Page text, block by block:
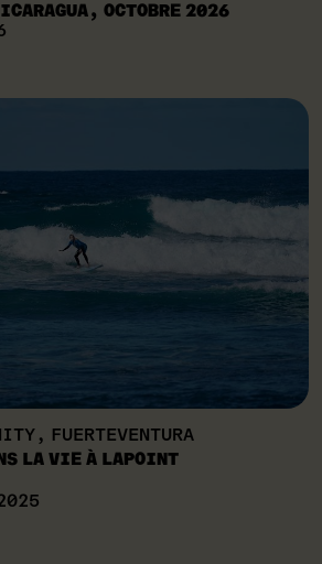
OCTOBRE 2026
FUERTEVENTURA
LA VIE À LAPOINT